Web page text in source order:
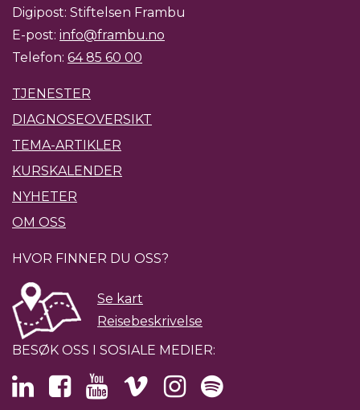
Digipost: Stiftelsen Frambu
E-post: info@frambu.no
Telefon: 64 85 60 00
TJENESTER
DIAGNOSEOVERSIKT
TEMA-ARTIKLER
KURSKALENDER
NYHETER
OM OSS
HVOR FINNER DU OSS?
Se kart
Reisebeskrivelse
BESØK OSS I SOSIALE MEDIER: